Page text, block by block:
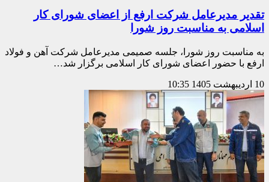
تقدیر مدیرعامل شرکت ارفع از اعضای شورای کار
اسلامی به مناسبت روز شورا
به مناسبت روز شورا، جلسه صمیمی مدیرعامل شرکت آهن و فولاد
ارفع با حضور اعضای شورای کار اسلامی برگزار شد…
10 اردیبهشت 1405 10:35